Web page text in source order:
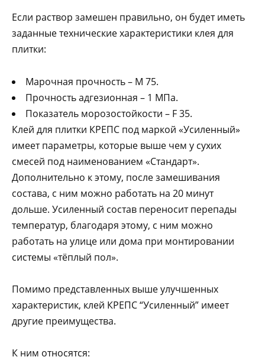
Если раствор замешен правильно, он будет иметь
заданные технические характеристики клея для
плитки:
Марочная прочность – М 75.
Прочность адгезионная – 1 МПа.
Показатель морозостойкости – F 35.
Клей для плитки КРЕПС под маркой «Усиленный»
имеет параметры, которые выше чем у сухих
смесей под наименованием «Стандарт».
Дополнительно к этому, после замешивания
состава, с ним можно работать на 20 минут
дольше. Усиленный состав переносит перепады
температур, благодаря этому, с ним можно
работать на улице или дома при монтировании
системы «тёплый пол».
Помимо представленных выше улучшенных
характеристик, клей КРЕПС “Усиленный” имеет
другие преимущества.
К ним относятся: